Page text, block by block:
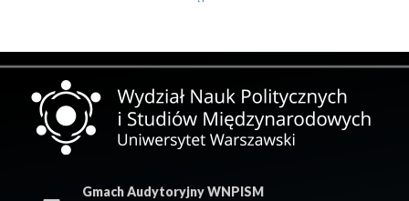
Gmach Audytoryjny WNPISM